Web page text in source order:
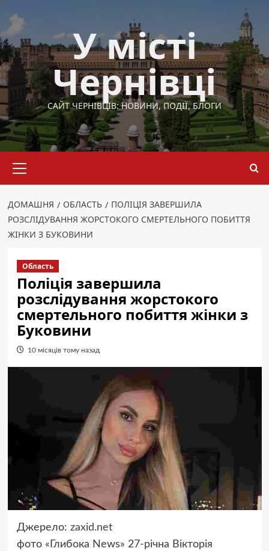
до
вмісту
У місті
Чернівці
САЙТ ЧЕРНІВЦІВ: НОВИНИ, ПОДІЇ, БЛОГИ
меню
ДОМАШНЯ ОБЛАСТЬ
ПОЛІЦІЯ ЗАВЕРШИЛА
РОЗСЛІДУВАННЯ ЖОРСТОКОГО СМЕРТЕЛЬНОГО ПОБИТТЯ
ЖІНКИ З БУКОВИНИ
Область
Поліція завершила
розслідування жорстокого
смертельного побиття жінки з
Буковини
10 місяців тому назад
Джерело: zaxid.net
фото «Глибока News» 27-річна Вікторія